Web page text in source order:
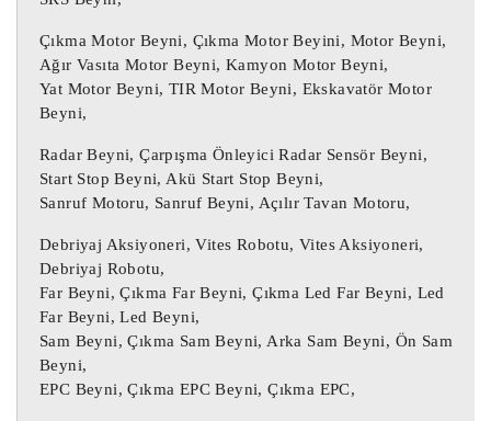
9674922080 Sigorta Kutusu
BSM-Z04-00 Sigorta Kutusu
6500KK Sigorta Kutusu
9674922080 / BSM-Z04-00 / 6500KK /
9810719280
9807428280 / 1607285280 / 6500KL
9674922080 Sigorta Kutusu / BSM-Z04-00
Sigorta Kutusu / 6500KK Sigorta Kutusu
BSM-Z04-00 Sigorta Kutusu / BSM-Z04-00
Sigorta Kutusu
ÇIKMA PARÇA : Daha önce kullanılmış bir
öğe.
Çıkma Motor Beyni, Çıkma Motor Beyini, Motor Beyni,
Ağır Vasıta Motor Beyni, Kamyon Motor Beyni,
Yat Motor Beyni, TIR Motor Beyni, Ekskavatör Motor
Beyni,
Radar Beyni, Çarpışma Önleyici Radar Sensör Beyni,
Start Stop Beyni, Akü Start Stop Beyni,
Sanruf Motoru, Sanruf Beyni, Açılır Tavan Motoru,
Debriyaj Aksiyoneri, Vites Robotu, Vites Aksiyoneri,
Debriyaj Robotu,
Far Beyni, Çıkma Far Beyni, Çıkma Led Far Beyni, Led
Far Beyni, Led Beyni,
Sam Beyni, Çıkma Sam Beyni, Arka Sam Beyni, Ön Sam
Beyni,
EPC Beyni, Çıkma EPC Beyni, Çıkma EPC,